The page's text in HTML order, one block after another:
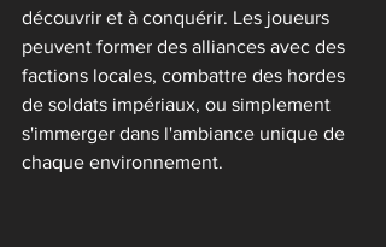
découvrir et à conquérir. Les joueurs
peuvent former des alliances avec des
factions locales, combattre des hordes
de soldats impériaux, ou simplement
s'immerger dans l'ambiance unique de
chaque environnement.